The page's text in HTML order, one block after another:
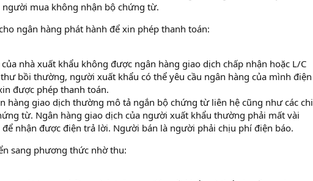
người mua không nhận bộ chứng từ.
ngân hàng phát hành để xin phép thanh toán:
nhà xuất khẩu không được ngân hàng giao dịch chấp nhận hoặc L/C
bồi thường, người xuất khẩu có thể yêu cầu ngân hàng của mình điện
được phép thanh toán.
hàng giao dịch thường mô tả ngắn bộ chứng từ liên hệ cũng như các chi
từ. Ngân hàng giao dịch của người xuất khẩu thường phải mất vài
nhận được điện trả lời. Người bán là người phải chịu phí điện báo.
sang phương thức nhờ thu: